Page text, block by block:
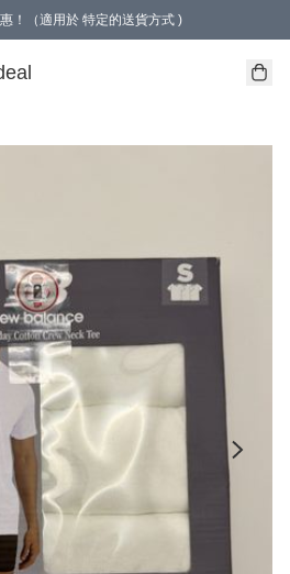
！（適用於 特定的送貨方式 )